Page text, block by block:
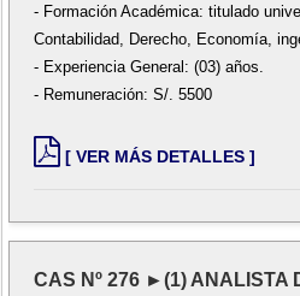
- Formación Académica: titulado
Contabilidad, Derecho, Economía,
- Experiencia General: (03) años.
- Remuneración: S/. 5500
[ VER MÁS DETALLES ]
CAS Nº 276 ►(1) ANALISTA